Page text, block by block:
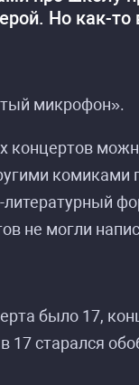
Но как-то
микрофон».
концертов
не могли
было 17,
17 старался